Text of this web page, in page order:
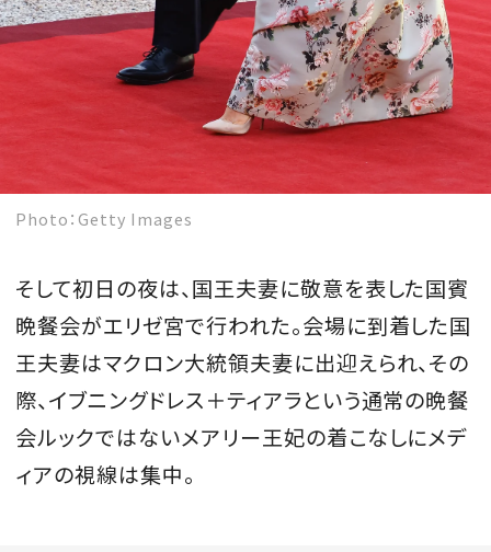
Photo：Getty Images
そして初日の夜は、国王夫妻に敬意を表した国賓
晩餐会がエリゼ宮で行われた。会場に到着した国
王夫妻はマクロン大統領夫妻に出迎えられ、その
際、イブニングドレス＋ティアラという通常の晩餐
会ルックではないメアリー王妃の着こなしにメデ
ィアの視線は集中。